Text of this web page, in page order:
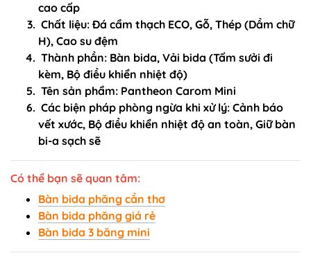
cao cấp
Chất liệu: Đá cẩm thạch ECO, Gỗ, Thép (Dầm chữ
H), Cao su đệm
Thành phần: Bàn bida, Vải bida (Tấm sưởi đi
kèm, Bộ điều khiển nhiệt độ)
Tên sản phẩm: Pantheon Carom Mini
Các biện pháp phòng ngừa khi xử lý: Cảnh báo
vết xước, Bộ điều khiển nhiệt độ an toàn, Giữ bàn
bi-a sạch sẽ
Có thể bạn sẽ quan tâm:
Bàn bida phăng cần thơ
Bàn bida phăng giá rẻ
Bàn bida 3 băng mini